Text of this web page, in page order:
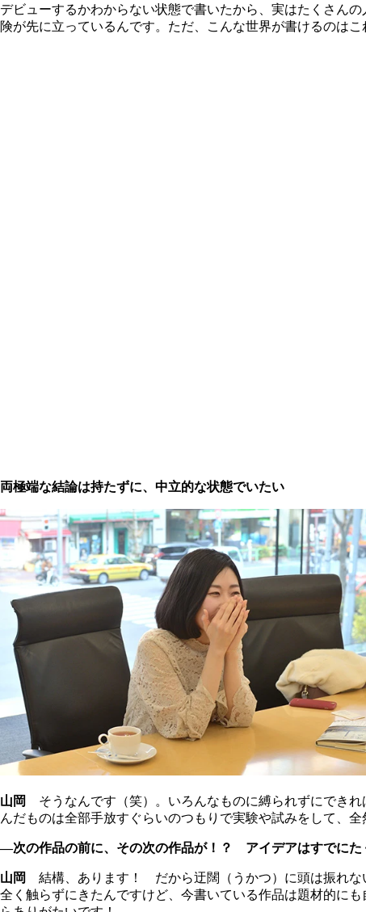
デビューするかわからない状態で書いたから、実はたくさん
険が先に立っているんです。ただ、こんな世界が書けるのは
両極端な結論は持たずに、中立的な状態でいたい
山岡
そうなんです（笑）。いろんなものに縛られずにでき
んだものは全部手放すぐらいのつもりで実験や試みをして、
―次の作品の前に、その次の作品が！？ アイデアはすでにた
山岡
結構、あります！ だから迂闊（うかつ）に頭は振れな
全く触らずにきたんですけど、今書いている作品は題材的に